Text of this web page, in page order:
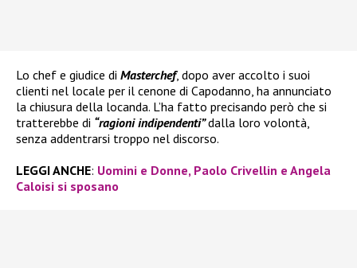
Lo chef e giudice di Masterchef, dopo aver accolto i suoi
clienti nel locale per il cenone di Capodanno, ha annunciato
la chiusura della locanda. L’ha fatto precisando però che si
tratterebbe di “ragioni indipendenti”dalla loro volontà,
senza addentrarsi troppo nel discorso.
LEGGI ANCHE: Uomini e Donne, Paolo Crivellin e Angela
Caloisi si sposano